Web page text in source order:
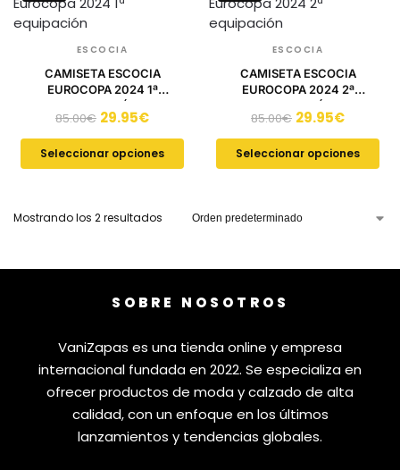
ESCOCIA
CAMISETA ESCOCIA
EUROCOPA 2024 1ª
EQUIPACIÓN
85.00€ 29.95€
Seleccionar opciones
ESCOCIA
CAMISETA ESCOCIA
EUROCOPA 2024 2ª
EQUIPACIÓN
85.00€ 29.95€
Seleccionar opciones
Mostrando los 2 resultados
SOBRE NOSOTROS
VaniZapas es una tienda online y empresa
internacional fundada en 2022. Se especializa en
ofrecer productos de moda y calzado de alta
calidad, con un enfoque en los últimos
lanzamientos y tendencias globales.